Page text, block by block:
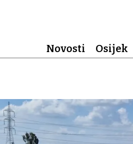
Novosti Osijek